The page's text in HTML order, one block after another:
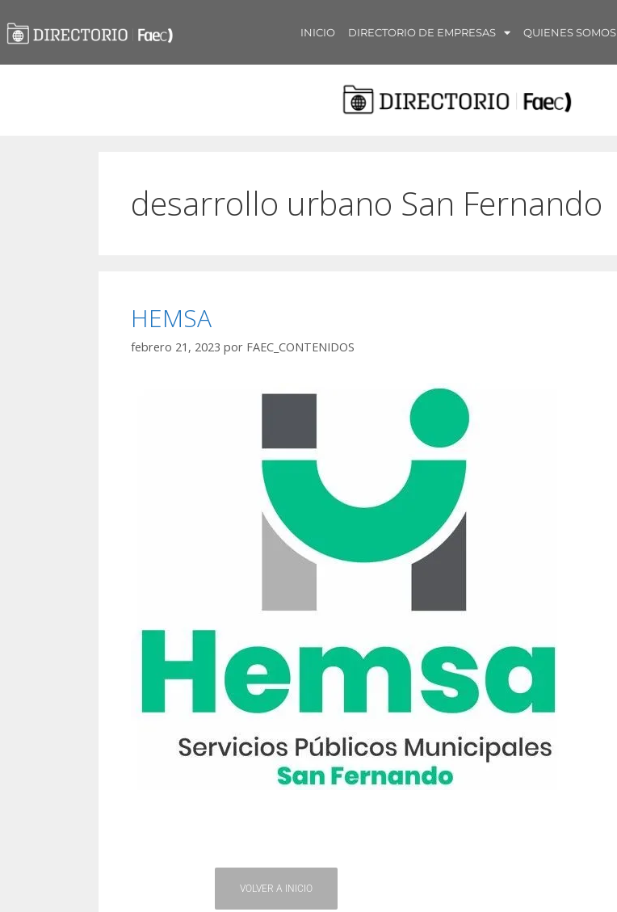
INICIO DIRECTORIO DE EMPRESAS QUIENES SOMOS
desarrollo urbano San Fernando
HEMSA
febrero 21, 2023 por FAEC_CONTENIDOS
VOLVER A INICIO